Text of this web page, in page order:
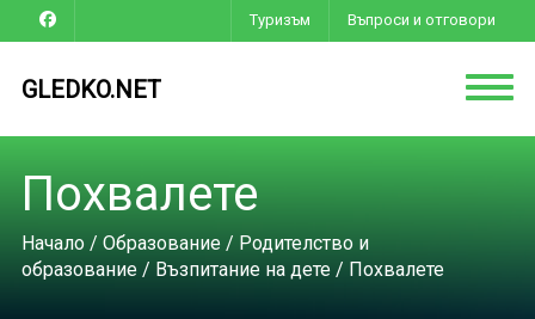
Туризъм Въпроси и отговори
GLEDKO.NET
Похвалете
Начало/ Образование/ Родителство и
образование/ Възпитание на дете/ Похвалете